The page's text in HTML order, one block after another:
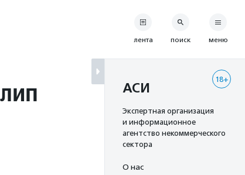
лента поиск меню
18+
АСИ
Экспертная организация
и информационное
агентство некоммерческого
сектора
О нас